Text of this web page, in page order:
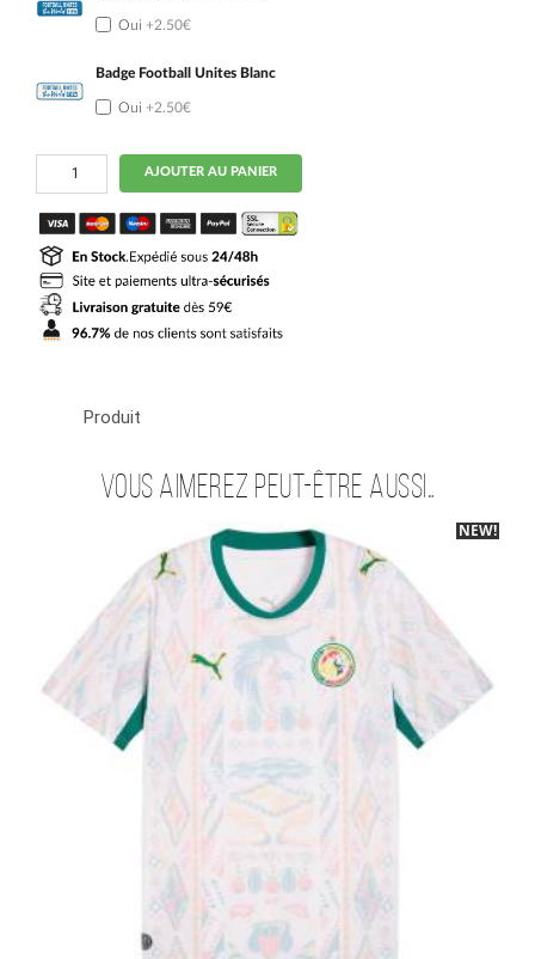
Oui +2.50€
Badge Football Unites Blanc
Oui +2.50€
quantité
Maillot
Senegal
Domicile
2026
2027
Enfant
AJOUTER AU PANIER
Produit
Vous aimerez peut-être aussi…
-40%
NEW!